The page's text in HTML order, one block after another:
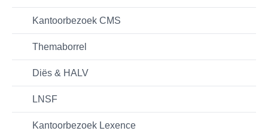
Kantoorbezoek CMS
Themaborrel
Diës & HALV
LNSF
Kantoorbezoek Lexence